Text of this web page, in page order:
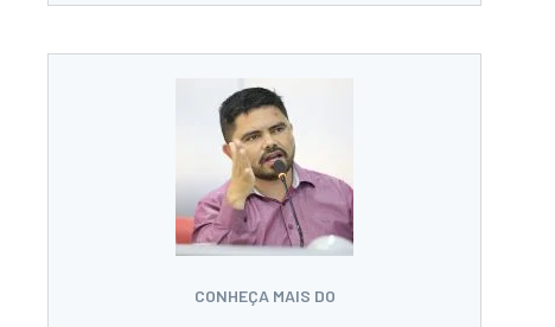
CONHEÇA MAIS DO